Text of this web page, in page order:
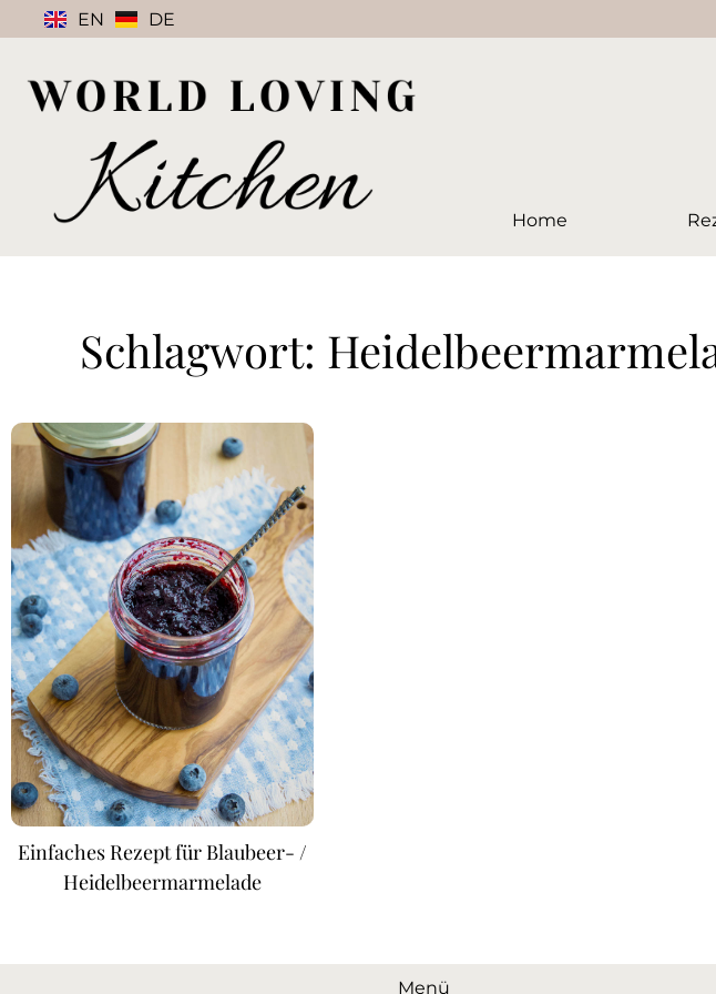
EN DE
Home
Schlagwort:
Einfaches Rezept für Blaubeer- /
Heidelbeermarmelade
Menü